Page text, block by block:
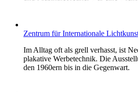
Zentrum für Internationale
Im Alltag oft als grell verhasst, ist
plakative Werbetechnik. Die
den 1960ern bis in die Gegenwart.